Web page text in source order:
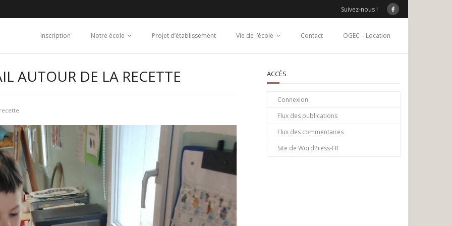
Suivez-nous !
Inscription Notre école Projet d’établissement Vie de l’école Contact OGEC – Location
AUTOUR DE LA RECETTE ACCÈS
Connexion
Flux des publications
Flux des commentaires
Site de WordPress-FR